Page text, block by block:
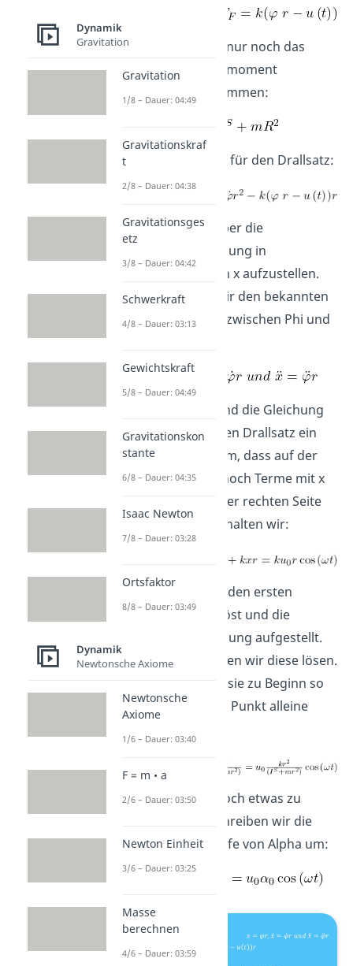
Nun müssen wir nur noch das
Massenträgheitsmoment
bezüglich A bestimmen:
Wir erhalten also für den Drallsatz:
Unser Ziel war aber die
Differentialgleichung in
Abhängigkeit von x aufzustellen.
Dafür nehmen wir den bekannten
Zusammenhang zwischen Phi und
Setzen wir das und die Gleichung
für „u von t“ in den Drallsatz ein
und formen so um, dass auf der
linken Seite nur noch Terme mit x
stehen und auf der rechten Seite
Terme ohne x, erhalten wir:
Damit haben wir den ersten
Aufgabenteil gelöst und die
Differentialgleichung aufgestellt.
Als nächstes wollen wir diese lösen.
Dafür stellen wir sie zu Beginn so
um, dass X Punkt Punkt alleine
Um das Ganze noch etwas zu
vereinfachen, schreiben wir die
Gleichung mit Hilfe von Alpha um:
Dynamik
Gravitation
Gravitation
1/8 – Dauer: 04:49
Gravitationskraf
t
2/8 – Dauer: 04:38
Gravitationsges
etz
3/8 – Dauer: 04:42
Schwerkraft
4/8 – Dauer: 03:13
Gewichtskraft
5/8 – Dauer: 04:49
Gravitationskon
stante
6/8 – Dauer: 04:35
Isaac Newton
7/8 – Dauer: 03:28
Ortsfaktor
8/8 – Dauer: 03:49
Dynamik
Newtonsche Axiome
Newtonsche
Axiome
1/6 – Dauer: 03:40
F = m • a
2/6 – Dauer: 03:50
Newton Einheit
3/6 – Dauer: 03:25
Masse
berechnen
4/6 – Dauer: 03:59